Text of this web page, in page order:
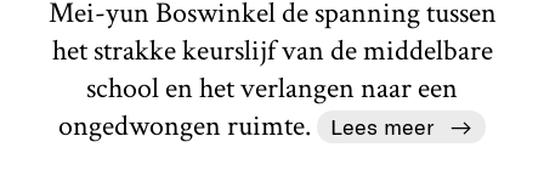
Mei-yun Boswinkel de spanning tussen
het strakke keurslijf van de middelbare
school en het verlangen naar een
ongedwongen ruimte.
Lees meer